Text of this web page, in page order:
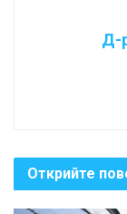
Д-
Открийте